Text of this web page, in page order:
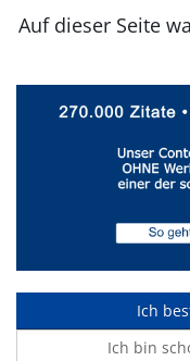
Auf dieser Seite
Ich
Ich bin